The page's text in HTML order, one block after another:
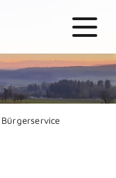
Bürgerservice